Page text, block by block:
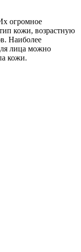
огромное
кожи, возрастную
Наиболее
лица можно
кожи.